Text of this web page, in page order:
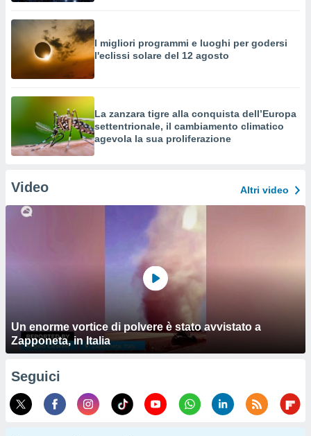
I migliori programmi e luoghi per godersi
l'eclissi solare del 12 agosto
La zanzara tigre alla conquista dell’Europa
settentrionale, il cambiamento climatico
agevola la sua proliferazione
Video Altri video
Un enorme vortice di polvere è stato avvistato a
Zapponeta, in Italia
Seguici